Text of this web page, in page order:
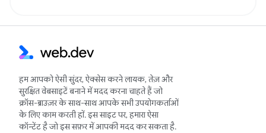
हम आपको ऐसी सुंदर, ऐक्सेस करने लायक, तेज़ और
सुरक्षित वेबसाइटें बनाने में मदद करना चाहते हैं जो
क्रॉस-ब्राउज़र के साथ-साथ आपके सभी उपयोगकर्ताओं
के लिए काम करती हों. इस साइट पर, हमारा ऐसा
कॉन्टेंट है जो इस सफ़र में आपकी मदद कर सकता है.